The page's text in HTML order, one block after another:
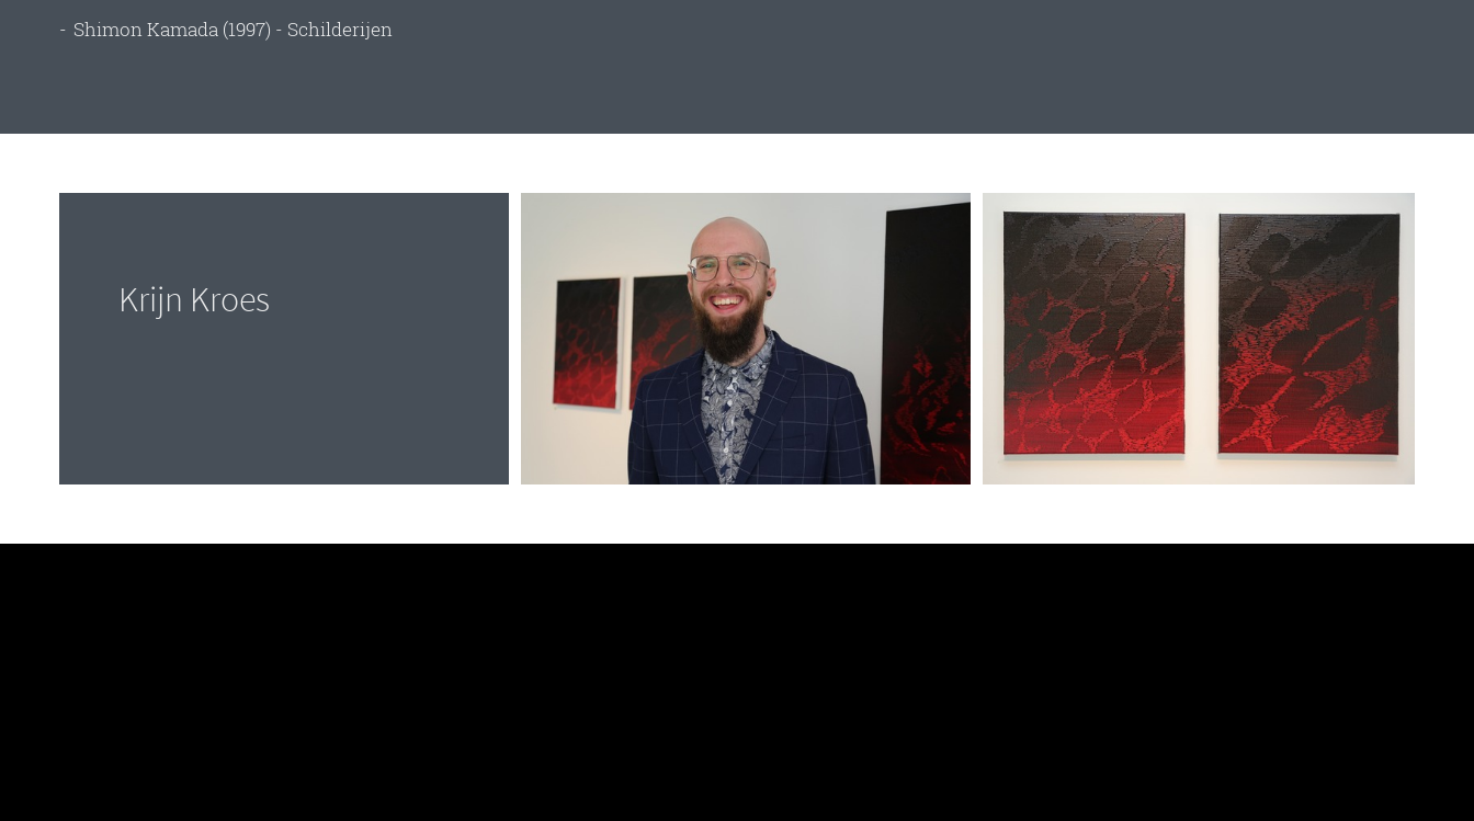
- Shimon Kamada (1997) - Schilderijen
Krijn Kroes